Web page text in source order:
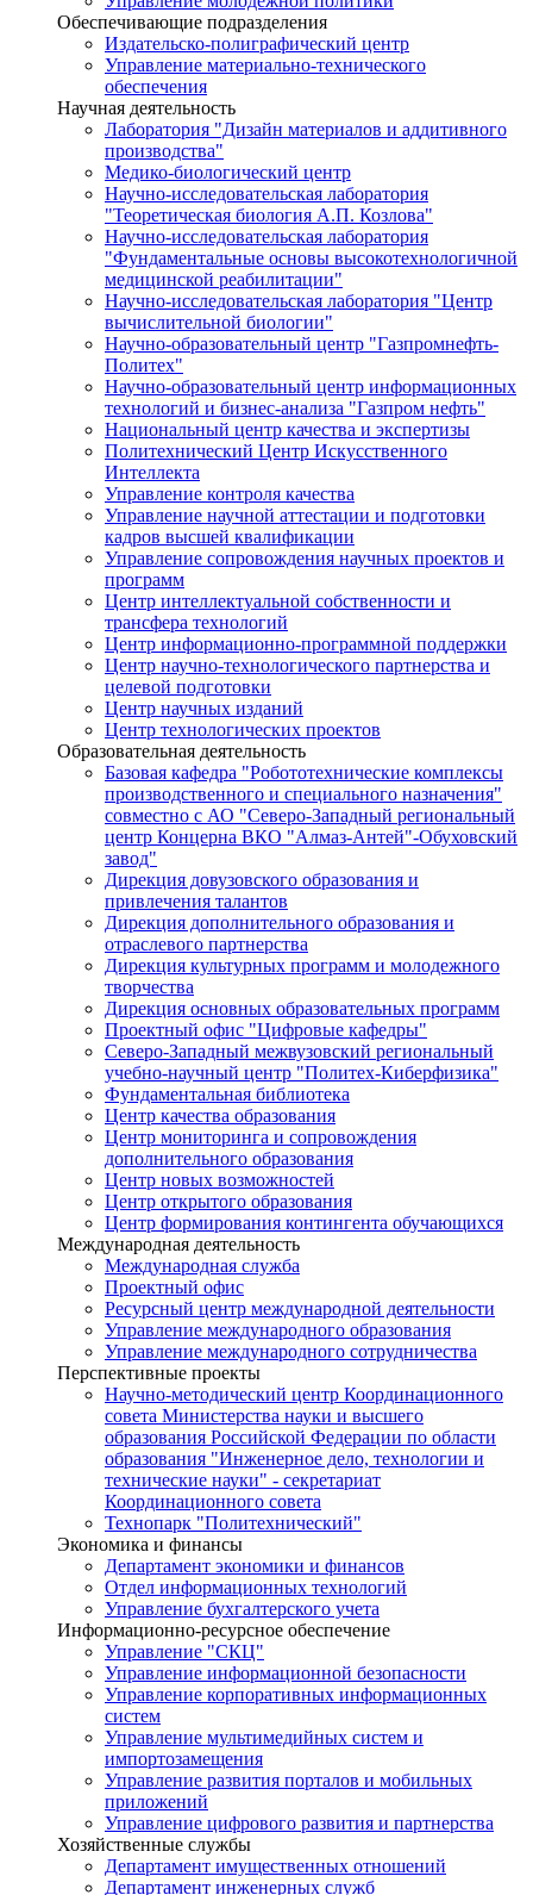
Обеспечивающие подразделения
Издательско-полиграфический центр
Управление материально-технического
обеспечения
Научная деятельность
Лаборатория "Дизайн материалов и аддитивного
производства"
Медико-биологический центр
Научно-исследовательская лаборатория
"Теоретическая биология А.П. Козлова"
Научно-исследовательская лаборатория
"Фундаментальные основы высокотехнологичной
медицинской реабилитации"
Научно-исследовательская лаборатория "Центр
вычислительной биологии"
Научно-образовательный центр "Газпромнефть-
Политех"
Научно-образовательный центр информационных
технологий и бизнес-анализа "Газпром нефть"
Национальный центр качества и экспертизы
Политехнический Центр Искусственного
Интеллекта
Управление контроля качества
Управление научной аттестации и подготовки
кадров высшей квалификации
Управление сопровождения научных проектов и
программ
Центр интеллектуальной собственности и
трансфера технологий
Центр информационно-программной поддержки
Центр научно-технологического партнерства и
целевой подготовки
Центр научных изданий
Центр технологических проектов
Образовательная деятельность
Базовая кафедра "Робототехнические комплексы
производственного и специального назначения"
совместно с АО "Северо-Западный региональный
центр Концерна ВКО "Алмаз-Антей"-Обуховский
завод"
Дирекция довузовского образования и
привлечения талантов
Дирекция дополнительного образования и
отраслевого партнерства
Дирекция культурных программ и молодежного
творчества
Дирекция основных образовательных программ
Проектный офис "Цифровые кафедры"
Северо-Западный межвузовский региональный
учебно-научный центр "Политех-Киберфизика"
Фундаментальная библиотека
Центр качества образования
Центр мониторинга и сопровождения
дополнительного образования
Центр новых возможностей
Центр открытого образования
Центр формирования контингента обучающихся
Международная деятельность
Международная служба
Проектный офис
Ресурсный центр международной деятельности
Управление международного образования
Управление международного сотрудничества
Перспективные проекты
Научно-методический центр Координационного
совета Министерства науки и высшего
образования Российской Федерации по области
образования "Инженерное дело, технологии и
технические науки" - секретариат
Координационного совета
Технопарк "Политехнический"
Экономика и финансы
Департамент экономики и финансов
Отдел информационных технологий
Управление бухгалтерского учета
Информационно-ресурсное обеспечение
Управление "СКЦ"
Управление информационной безопасности
Управление корпоративных информационных
систем
Управление мультимедийных систем и
импортозамещения
Управление развития порталов и мобильных
приложений
Управление цифрового развития и партнерства
Хозяйственные службы
Департамент имущественных отношений
Департамент инженерных служб